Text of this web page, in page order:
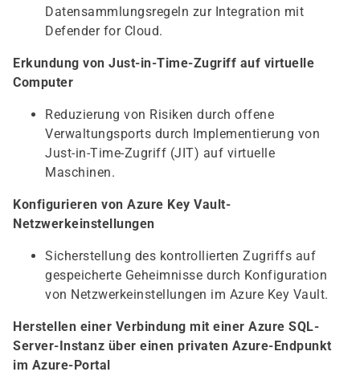
Datensammlungsregeln zur Integration mit
Defender for Cloud.
Erkundung von Just-in-Time-Zugriff auf virtuelle
Computer
Reduzierung von Risiken durch offene
Verwaltungsports durch Implementierung von
Just-in-Time-Zugriff (JIT) auf virtuelle
Maschinen.
Konfigurieren von Azure Key Vault-
Netzwerkeinstellungen
Sicherstellung des kontrollierten Zugriffs auf
gespeicherte Geheimnisse durch Konfiguration
von Netzwerkeinstellungen im Azure Key Vault.
Herstellen einer Verbindung mit einer Azure SQL-
Server-Instanz über einen privaten Azure-Endpunkt
im Azure-Portal